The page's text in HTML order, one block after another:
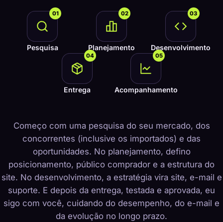
01
Pesquisa
02
Planejamento
03
Desenvolvimento
04
Entrega
05
Acompanhamento
Começo com uma pesquisa do seu mercado, dos
concorrentes (inclusive os importados) e das
oportunidades. No planejamento, defino
posicionamento, público comprador e a estrutura do
site. No desenvolvimento, a estratégia vira site, e-mail e
suporte. E depois da entrega, testada e aprovada, eu
sigo com você, cuidando do desempenho, do e-mail e
da evolução no longo prazo.